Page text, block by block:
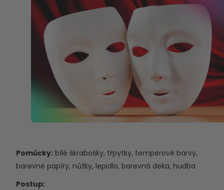
Pomůcky: bílé škrabošky, třpytky, temperové barvy,
barevné papíry, nůžky, lepidlo, barevná deka, hudba
Postup: